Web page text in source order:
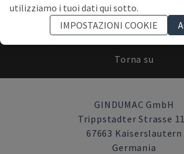
Torna su
GINDUMAC GmbH
Trippstadter Strasse
67663 Kaiserslautern
Germania
utilizziamo i tuoi dati qui sotto.
IMPOSTAZIONI COOKIE